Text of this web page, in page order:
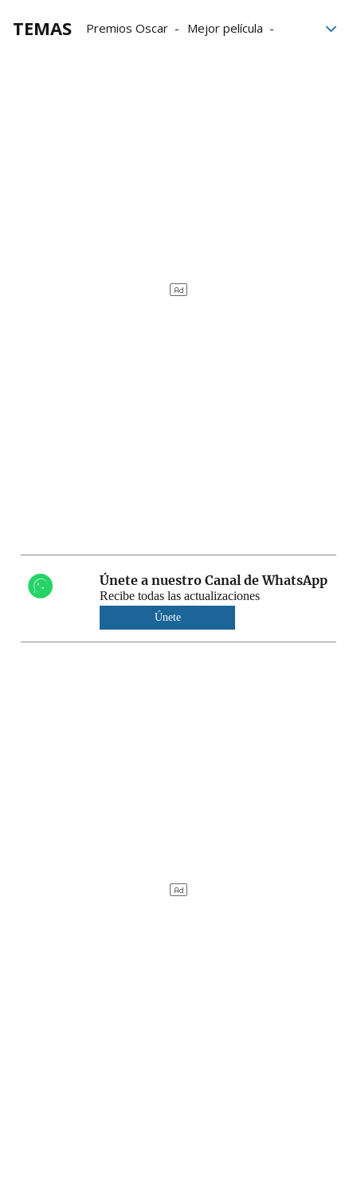
TEMAS Premios Oscar
Mejor película
Únete a nuestro Canal de WhatsApp
Recibe todas las actualizaciones
Únete